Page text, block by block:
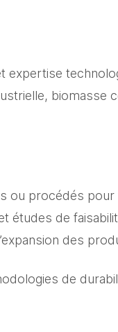
expertise
biomasse
procédés pour
études de
des
de